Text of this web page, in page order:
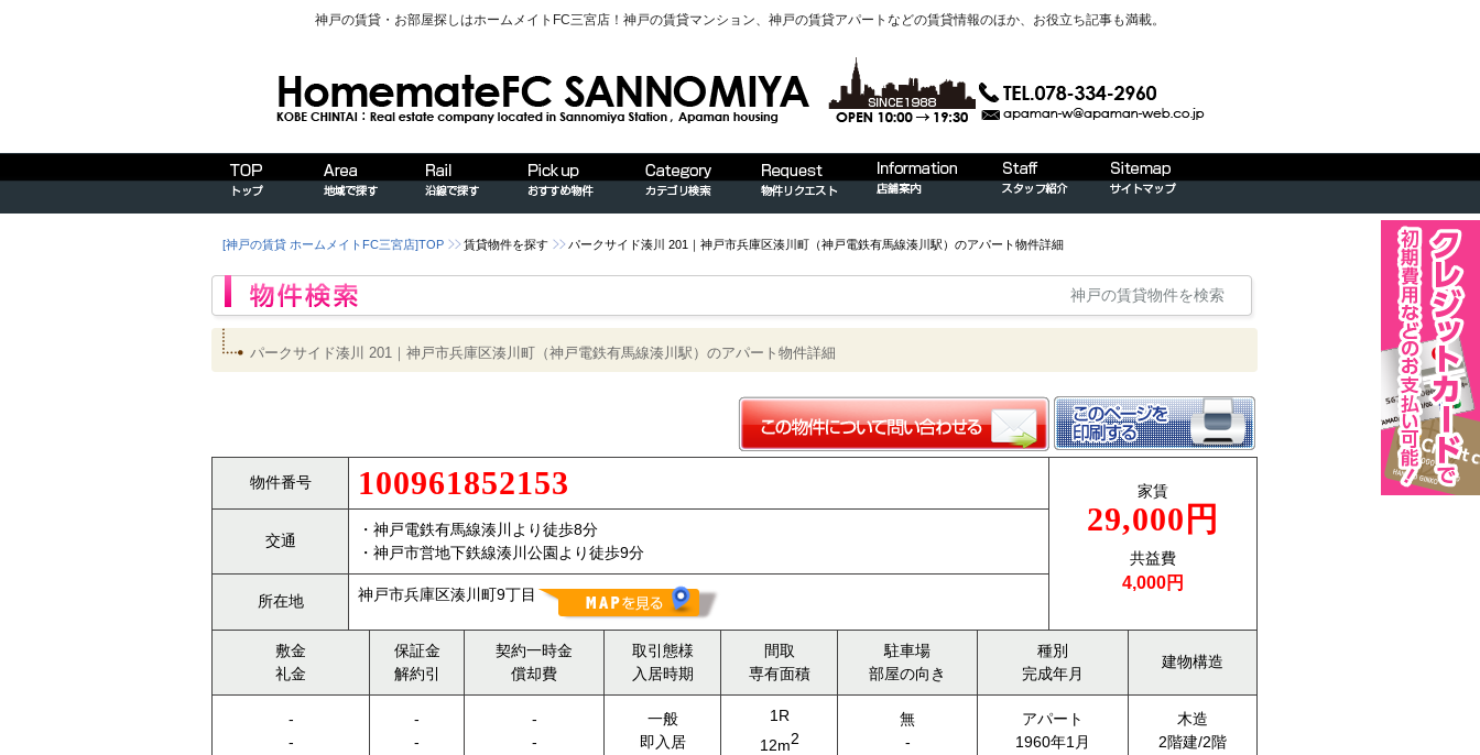
神戸の賃貸・お部屋探しはホームメイトFC三宮店！神戸の賃貸マンション、神戸の賃貸アパートなどの賃貸情報のほか、お役立ち記事も満載。
[神戸の賃貸 ホームメイトFC三宮店]TOP 賃貸物件を探す パークサイド湊川 201｜神戸市兵庫区湊川町（神戸電鉄有馬線湊川駅）のアパート物件詳細
神戸の賃貸物件を検索
パークサイド湊川 201｜神戸市兵庫区湊川町（神戸電鉄有馬線湊川駅）のアパート物件詳細
物件番号 100961852153 家賃
29,000円
共益費
4,000円
交通
・神戸電鉄有馬線湊川より徒歩8分
・神戸市営地下鉄線湊川公園より徒歩9分
所在地 神戸市兵庫区湊川町9丁目
敷金
礼金
保証金
解約引
契約一時金
償却費
取引態様
入居時期
間取
専有面積
駐車場
部屋の向き
種別
完成年月
建物構造
-
-
-
-
-
-
一般
即入居
1R
12m2
無
-
アパート
1960年1月
木造
2階建/2階